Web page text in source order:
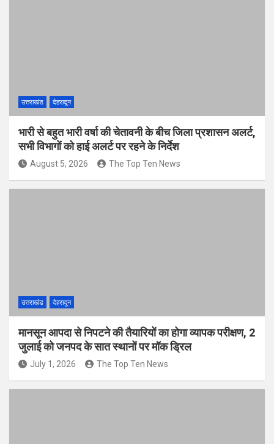
उत्तराखंड देहरादून
भारी से बहुत भारी वर्षा की चेतावनी के बीच जिला प्रशासन अलर्ट,
सभी विभागों को हाई अलर्ट पर रहने के निर्देश
August 5, 2026 The Top Ten News
उत्तराखंड देहरादून
मानसून आपदा से निपटने की तैयारियों का होगा व्यापक परीक्षण, 2
जुलाई को जनपद के सात स्थानों पर मॉक ड्रिल
July 1, 2026 The Top Ten News